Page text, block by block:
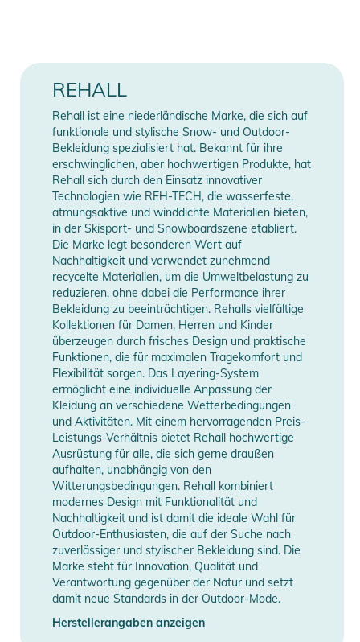
trägst du nicht nur eine Hose, die dich vor den Elementen
schützt, sondern auch eine, die zu einer besseren Umwelt
von 20.000 mm sorgen dafür, dass du trocken bleibst, selbst
bei den herausforderndsten Wetterbedingungen. Und mit den
Belüftungsreißverschlüssen kannst du die Luftzirkulation an
deine Aktivität anpassen, sodass du immer komfortabel
bleibst.
Die übergroße Passform gibt dir die Bewegungsfreiheit, die
du benötigst, um deine Grenzen auf der Piste zu erweitern.
Egal, ob du ein erfahrener Snowboarder bist oder gerade erst
mit dem Skifahren beginnst, diese Hose bietet die Flexibilität
und den Schutz, den du benötigst. Die wasserabweisenden
Reißverschlüsse und die Atmungsaktivität machen diese
Hose zu einem unverzichtbaren Artikel für jeden
Wintersportliebhaber.
Warte nicht länger und erlebe selbst die Qualität und den
Komfort der BREEZE-R Herren Baggy Snowpants. Mit den
Herbst- und Wintersaisons vor der Tür ist dies der perfekte
Zeitpunkt, um deine Ausrüstung aufzurüsten. Lass dich von
der abenteuerlichen Geist von Rehall inspirieren und mach
dich bereit für eine unvergessliche Zeit im Schnee. Bestelle
noch heute und entdecke, warum so viele Wintersportler sich
für Rehall entscheiden.
Eigenschaften:
- Übergroße Passform für optimale Bewegungsfreiheit
- Wassersäule von 20.000 mm für ultimativen Schutz vor
Farbe grey
Manufacturer
Information
Herstellerangaben
anzeigen
REHALL
Rehall ist eine niederländische Marke, die sich auf
funktionale und stylische Snow- und Outdoor-
Bekleidung spezialisiert hat. Bekannt für ihre
erschwinglichen, aber hochwertigen Produkte, hat
Rehall sich durch den Einsatz innovativer
Technologien wie REH-TECH, die wasserfeste,
atmungsaktive und winddichte Materialien bieten,
in der Skisport- und Snowboardszene etabliert.
Die Marke legt besonderen Wert auf
Nachhaltigkeit und verwendet zunehmend
recycelte Materialien, um die Umweltbelastung zu
reduzieren, ohne dabei die Performance ihrer
Bekleidung zu beeinträchtigen. Rehalls vielfältige
Kollektionen für Damen, Herren und Kinder
überzeugen durch frisches Design und praktische
Funktionen, die für maximalen Tragekomfort und
Flexibilität sorgen. Das Layering-System
ermöglicht eine individuelle Anpassung der
Kleidung an verschiedene Wetterbedingungen
und Aktivitäten. Mit einem hervorragenden Preis-
Leistungs-Verhältnis bietet Rehall hochwertige
Ausrüstung für alle, die sich gerne draußen
aufhalten, unabhängig von den
Witterungsbedingungen. Rehall kombiniert
modernes Design mit Funktionalität und
Nachhaltigkeit und ist damit die ideale Wahl für
Outdoor-Enthusiasten, die auf der Suche nach
zuverlässiger und stylischer Bekleidung sind. Die
Marke steht für Innovation, Qualität und
Verantwortung gegenüber der Natur und setzt
damit neue Standards in der Outdoor-Mode.
Herstellerangaben anzeigen